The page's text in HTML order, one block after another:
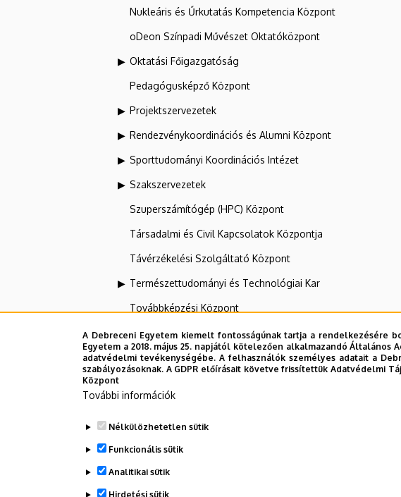
Nukleáris és Űrkutatás Kompetencia Központ
oDeon Színpadi Művészet Oktatóközpont
Oktatási Főigazgatóság
Pedagógusképző Központ
Projektszervezetek
Rendezvénykoordinációs és Alumni Központ
Sporttudományi Koordinációs Intézet
Szakszervezetek
Szuperszámítógép (HPC) Központ
Társadalmi és Civil Kapcsolatok Központja
Távérzékelési Szolgáltató Központ
Természettudományi és Technológiai Kar
Továbbképzési Központ
Tudományos Főigazgatóság
UNIPASS Kártyamenedzsment Központ
Zeneművészeti Kar
Dolgozói adatmódosítás igénylése a DE
A Debreceni Egyetem kiemelt fontosságúnak tartja a rendelkezésére
Egyetem a 2018. május 25. napjától kötelezően alkalmazandó
adatvédelmi tevékenységébe. A felhasználók személyes adatait a
szabályozásoknak. A GDPR előírásait követve frissítettük Adatvédelmi
Központ
További információk
Nélkülözhetetlen sütik
Funkcionális sütik
Analitikai sütik
Hirdetési sütik